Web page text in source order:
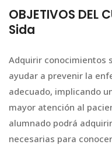
OBJETIVOS DEL
Sida
Adquirir conocimientos
ayudar a prevenir la
adecuado, implicando
mayor atención al
alumnado podrá
necesarias para